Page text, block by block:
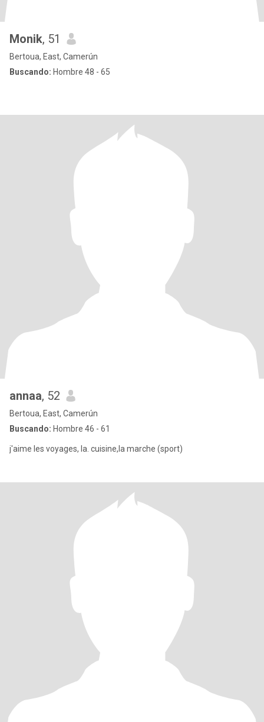
Monik, 51
Bertoua, East, Camerún
Buscando: Hombre 48 - 65
annaa, 52
Bertoua, East, Camerún
Buscando: Hombre 46 - 61
j'aime les voyages, la. cuisine,la marche (sport)